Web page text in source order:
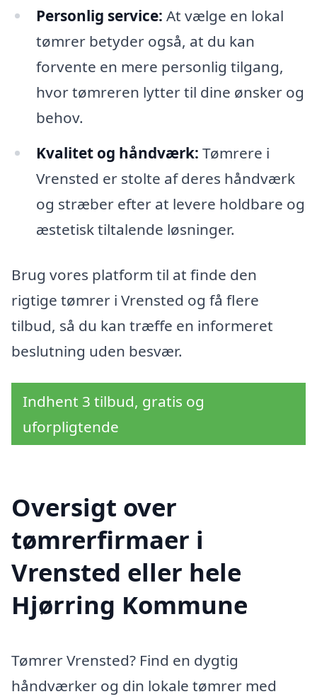
Personlig service: At vælge en lokal
tømrer betyder også, at du kan
forvente en mere personlig tilgang,
hvor tømreren lytter til dine ønsker og
behov.
Kvalitet og håndværk: Tømrere i
Vrensted er stolte af deres håndværk
og stræber efter at levere holdbare og
æstetisk tiltalende løsninger.
Brug vores platform til at finde den
rigtige tømrer i Vrensted og få flere
tilbud, så du kan træffe en informeret
beslutning uden besvær.
Indhent 3 tilbud, gratis og
uforpligtende
Oversigt over
tømrerfirmaer i
Vrensted eller hele
Hjørring Kommune
Tømrer Vrensted? Find en dygtig
håndværker og din lokale tømrer med